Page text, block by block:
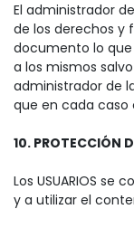
El administrador
de los derechos y
documento lo
a los mismos
administrador de
que en cada caso
10. PROTECCIÓN
Los USUARIOS se
y a utilizar el